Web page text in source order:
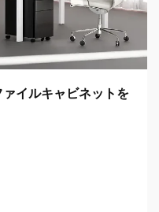
イルキャビネットを